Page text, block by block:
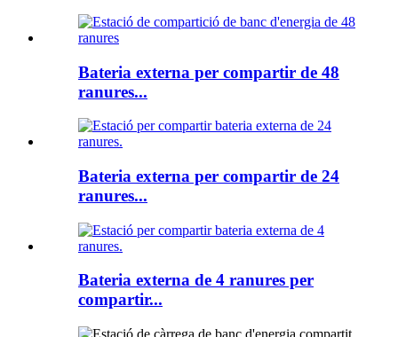
Bateria externa per compartir de 48
ranures...
Bateria externa per compartir de 24
ranures...
Bateria externa de 4 ranures per
compartir...